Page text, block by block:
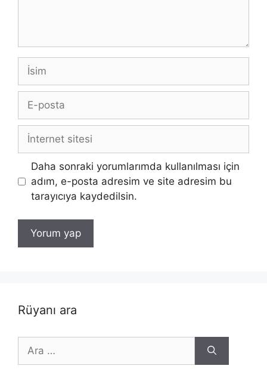
İsim
posta
İnternet
Daha sonraki yorumlarımda kullanılması için
adım, e-posta adresim ve site adresim bu
tarayıcıya kaydedilsin.
Rüyanı ara
ara